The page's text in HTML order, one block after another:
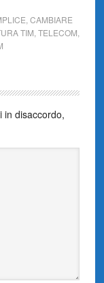
,CAMBIARE
TIM,TELECOM,
in disaccordo,